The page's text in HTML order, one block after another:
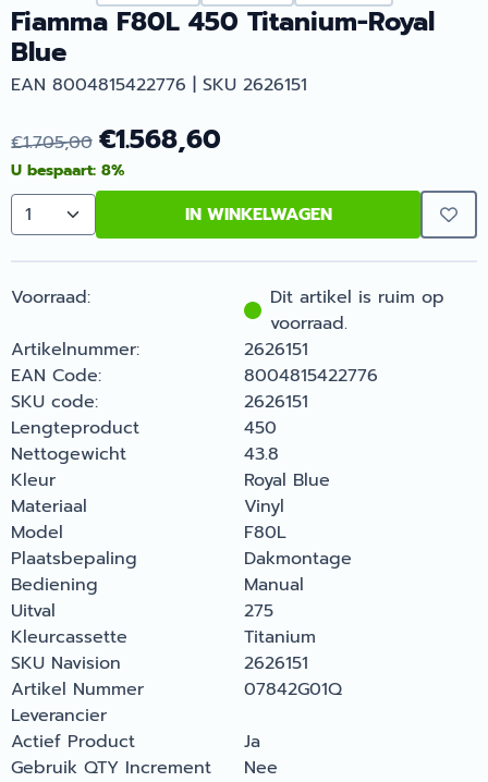
Fiamma F80L 450 Titanium-Royal
Blue
EAN 8004815422776 | SKU 2626151
€1.705,00 €1.568,60
U bespaart: 8%
Aantal IN WINKELWAGEN
Voorraad:
Dit artikel is ruim op
voorraad.
Artikelnummer:
2626151
EAN Code:
8004815422776
SKU code:
2626151
Lengteproduct
450
Nettogewicht
43.8
Kleur
Royal Blue
Materiaal
Vinyl
Model
F80L
Plaatsbepaling
Dakmontage
Bediening
Manual
Uitval
275
Kleurcassette
Titanium
SKU Navision
2626151
Artikel Nummer
Leverancier
07842G01Q
Actief Product
Ja
Gebruik QTY Increment
Nee